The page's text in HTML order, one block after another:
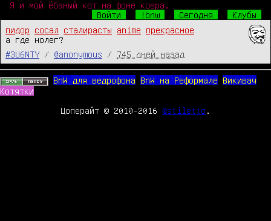
Я и мой ёбаный кот на фоне ковра.
Войти
!bnw Сегодня
Клубы
пидор
сосал сталирасты anime
прекрасное
а где нолег?
#3U6NTY
/ @anonymous / 745 дней назад
BnW для ведрофона BnW на Реформале
Викивач
Котятки
Цоперайт © 2010-2016 @stiletto